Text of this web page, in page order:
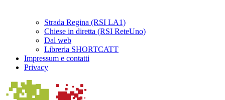
Strada Regina (RSI LA1)
Chiese in diretta (RSI ReteUno)
Dal web
Libreria SHORTCATT
Impressum e contatti
Privacy